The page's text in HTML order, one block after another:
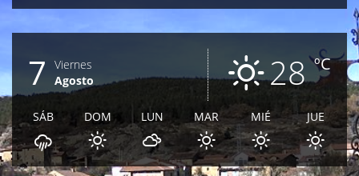
ºC
28
7
Viernes
Agosto
SÁB DOM LUN MAR MIÉ JUE